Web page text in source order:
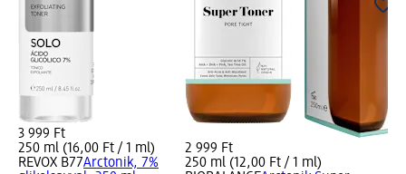
3 999 Ft
250 ml (16,00 Ft / 1 ml)
REVOX B77Arctonik, 7%
2 999 Ft
250 ml (12,00 Ft / 1 ml)